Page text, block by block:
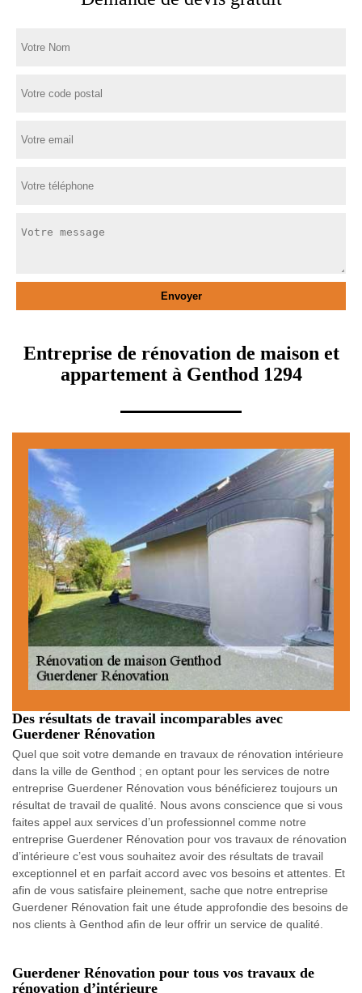
Entreprise de rénovation de maison et
appartement à Genthod 1294
Des résultats de travail incomparables avec
Guerdener Rénovation
Quel que soit votre demande en travaux de rénovation intérieure
dans la ville de Genthod ; en optant pour les services de notre
entreprise Guerdener Rénovation vous bénéficierez toujours un
résultat de travail de qualité. Nous avons conscience que si vous
faites appel aux services d’un professionnel comme notre
entreprise Guerdener Rénovation pour vos travaux de rénovation
d’intérieure c’est vous souhaitez avoir des résultats de travail
exceptionnel et en parfait accord avec vos besoins et attentes. Et
afin de vous satisfaire pleinement, sache que notre entreprise
Guerdener Rénovation fait une étude approfondie des besoins de
nos clients à Genthod afin de leur offrir un service de qualité.
Guerdener Rénovation pour tous vos travaux de
rénovation d’intérieure